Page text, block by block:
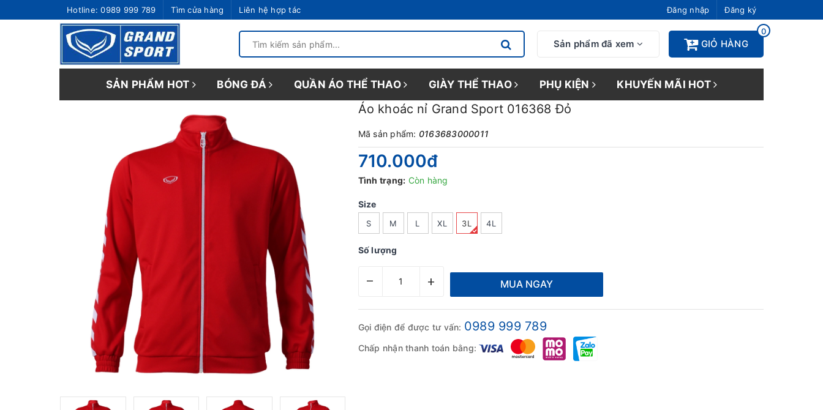
Hotline:0989 999 789 Tìm cửa hàng Liên hệ hợp tác Đăng nhập Đăng ký
Sản phẩm đã xem
0
GIỎ HÀNG
SẢN PHẨM HOT BÓNG ĐÁ QUẦN ÁO THỂ THAO GIÀY THỂ THAO PHỤ KIỆN KHUYẾN MÃI HOT
Áo khoác nỉ Grand Sport 016368 Đỏ
Mã sản phẩm: 0163683000011
710.000₫
Tình trạng: Còn hàng
Size
S M L XL 3L 4L
Số lượng
– + MUA NGAY
Gọi điện để được tư vấn: 0989 999 789
Chấp nhận thanh toán bằng: